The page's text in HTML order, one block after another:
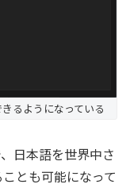
るようになっている
日本語を世界中さ
とも可能になって